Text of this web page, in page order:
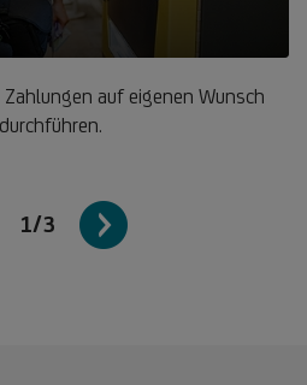
auf eigenen Wunsch
1/3